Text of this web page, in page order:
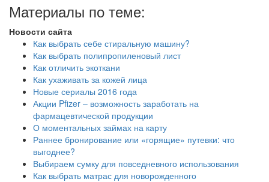
Материалы по теме:
Новости сайта
Как выбрать себе стиральную машину?
Как выбрать полипропиленовый лист
Как отличить экоткани
Как ухаживать за кожей лица
Новые сериалы 2016 года
Акции Pfizer – возможность заработать на
фармацевтической продукции
О моментальных займах на карту
Раннее бронирование или «горящие» путевки: что
выгоднее?
Выбираем сумку для повседневного использования
Как выбрать матрас для новорожденного